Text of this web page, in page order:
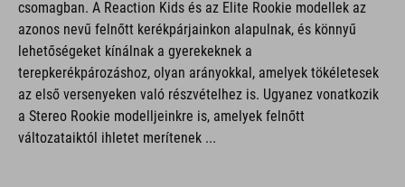
azonos nevű felnőtt kerékpárjainkon alapulnak, és könnyű
lehetőségeket kínálnak a gyerekeknek a
terepkerékpározáshoz, olyan arányokkal, amelyek tökéletesek
az első versenyeken való részvételhez is. Ugyanez vonatkozik
a Stereo Rookie modelljeinkre is, amelyek felnőtt
változataiktól ihletet merítenek ...